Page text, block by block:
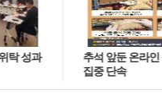
탁 성과
추석 앞둔 온라
집중 단속